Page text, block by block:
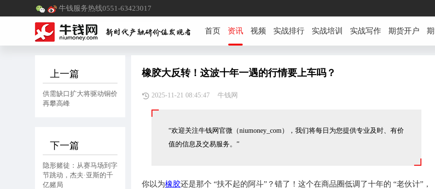
牛钱服务热线0551-63423017
首页 资讯 视频 实战排行 实战培训 实战写作 期货开户
上一篇
供需缺口扩大将驱动铜价
再攀高峰
下一篇
隐形赌徒：从赛马场到字
节跳动，杰夫·亚斯的千
亿赌局
橡胶大反转！这波十年一遇的行情要上车吗？
2025-11-21 08:45:47 牛钱网
“欢迎关注牛钱网官微（niumoney_com），我们将每日为您提供专业及时、有价
值的信息及交易服务。”
你以为橡胶还是那个 “扶不起的阿斗”？错了！这个在商品圈低调了十年的 “老伙计”，